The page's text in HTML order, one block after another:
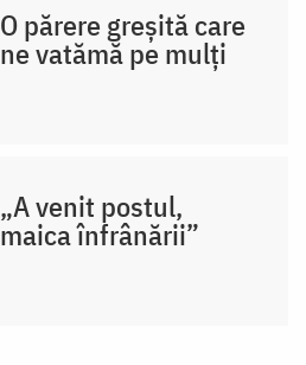
O părere greșită care
ne vatămă pe mulți
„A venit postul,
maica înfrânării”